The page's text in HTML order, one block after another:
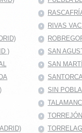
RIVAS
)
SAN
SAN
SIN